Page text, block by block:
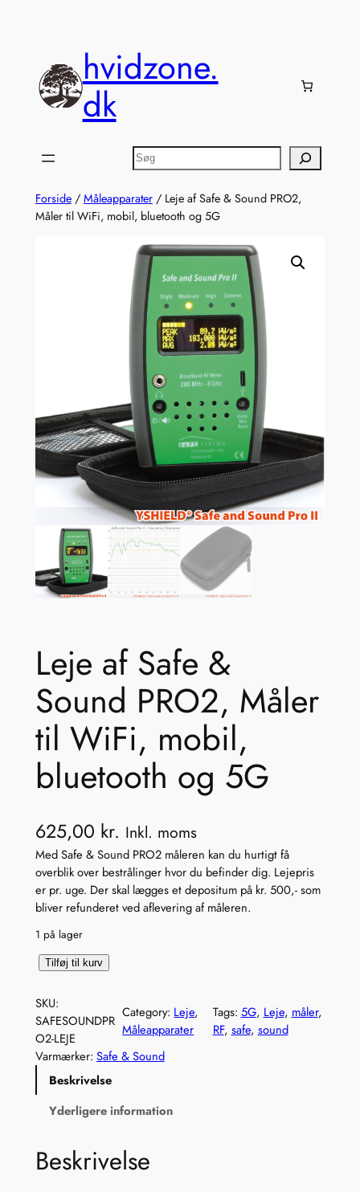
hvidzone.
dk
Søg
Forside/ Måleapparater/ Leje af Safe & Sound PRO2,
Måler til WiFi, mobil, bluetooth og 5G
Leje af Safe &
Sound PRO2, Måler
til WiFi, mobil,
bluetooth og 5G
625,00 kr. Inkl. moms
Med Safe & Sound PRO2 måleren kan du hurtigt få
overblik over bestrålinger hvor du befinder dig. Lejepris
er pr. uge. Der skal lægges et depositum på kr. 500,- som
bliver refunderet ved aflevering af måleren.
1 på lager
L
j
e
a
f
S
S
o
Tilføj til kurv
SKU:
SAFESOUNDPR
O2-LEJE
Category: Leje
Måleapparater
Tags: 5G, Leje, måler
RF, safe, sound
Varmærker: Safe & Sound
Beskrivelse
Yderligere information
Beskrivelse